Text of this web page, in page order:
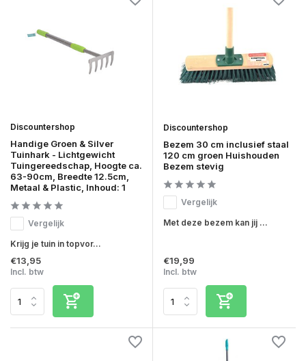
Discountershop
Handige Groen & Silver
Tuinhark - Lichtgewicht
Tuingereedschap, Hoogte ca.
63-90cm, Breedte 12.5cm,
Metaal & Plastic, Inhoud: 1
Vergelijk
Krijg je tuin in topvor...
€13,95
Incl. btw
Discountershop
Bezem 30 cm inclusief staal
120 cm groen Huishouden
Bezem stevig
Vergelijk
Met deze bezem kan jij ...
€19,99
Incl. btw